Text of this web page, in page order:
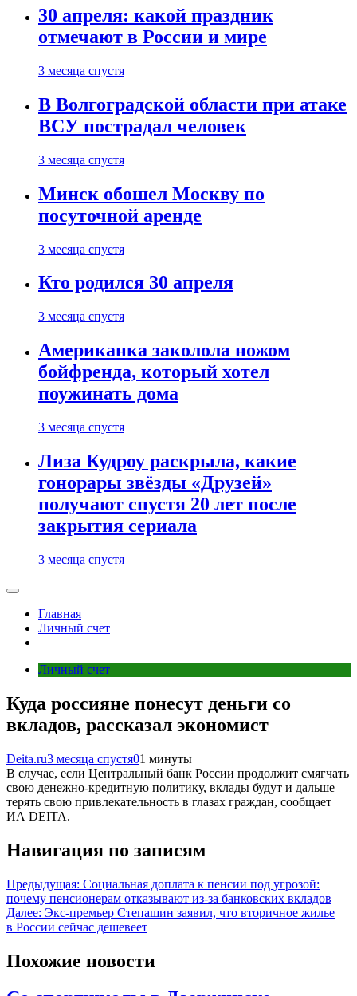
30 апреля: какой праздник
отмечают в России и мире
3 месяца спустя
В Волгоградской области при атаке
ВСУ пострадал человек
3 месяца спустя
Минск обошел Москву по
посуточной аренде
3 месяца спустя
Кто родился 30 апреля
3 месяца спустя
Американка заколола ножом
бойфренда, который хотел
поужинать дома
3 месяца спустя
Лиза Кудроу раскрыла, какие
гонорары звёзды «Друзей»
получают спустя 20 лет после
закрытия сериала
3 месяца спустя
Главная
Личный счет
Личный счет
Куда россияне понесут деньги со
вкладов, рассказал экономист
Deita.ru3 месяца спустя01 минуты
В случае, если Центральный банк России продолжит смягчать
свою денежно-кредитную политику, вклады будут и дальше
терять свою привлекательность в глазах граждан, сообщает
ИА DEITA.
Навигация по записям
Предыдущая: Социальная доплата к пенсии под угрозой:
почему пенсионерам отказывают из-за банковских вкладов
Далее: Экс-премьер Степашин заявил, что вторичное жилье
в России сейчас дешевеет
Похожие новости